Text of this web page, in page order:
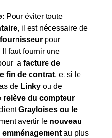
: Pour éviter toute
, il est nécessaire de
pour
Il faut fournir une
la facture de
fin de contrat, et si le
de Linky ou de
relève du compteur
Grayloises ou le
avertir le nouveau
emménagement au plus